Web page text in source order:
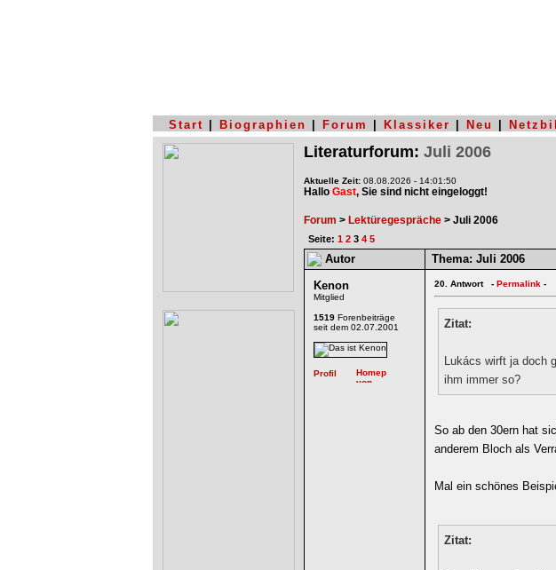
Start Biographien Forum Klassiker Neu
Literaturforum: Juli 2006
Aktuelle Zeit: 08.08.2026 - 14:01:50
Hallo Gast, Sie sind nicht eingeloggt!
Forum > Lektüregespräche > Juli 2006
Seite: 1 2 3 4 5
Autor
Thema: Juli 2006
Kenon
Mitglied
1519 Forenbeiträge
seit dem 02.07.2001
20. Antwort - Permalink -
Zitat:
Lukács wirft ja doch
ihm immer so?
So ab den 30ern hat
anderem Bloch als
Mal ein schönes
Zitat: